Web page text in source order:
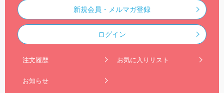
新規会員・メルマガ登録
ログイン
注文履歴 お気に入りリスト
お知らせ